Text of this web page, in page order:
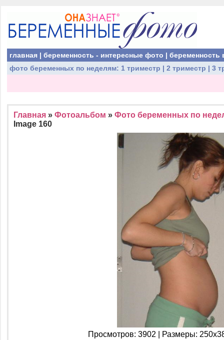
главная | беременность - интересные фото | беременность
фото беременных по неделям: 1 триместр | 2 триместр | 3
Главная » Фотоальбом » Фото беременных по
Image 160
Просмотров: 3902 | Размеры: